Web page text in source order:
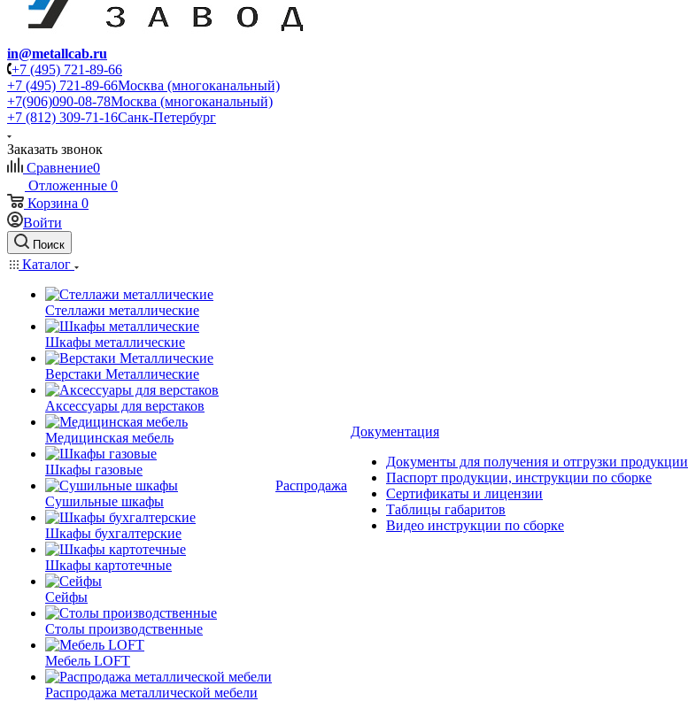
in@metallcab.ru
+7 (495) 721-89-66
+7 (495) 721-89-66Москва (многоканальный)
+7(906)090-08-78Москва (многоканальный)
+7 (812) 309-71-16Санк-Петербург
Заказать звонок
Сравнение0
Отложенные 0
Корзина 0
Войти
Поиск
Каталог
Стеллажи металлические
Шкафы металлические
Верстаки Металлические
Аксессуары для верстаков
Медицинская мебель
Шкафы газовые
Сушильные шкафы
Шкафы бухгалтерские
Шкафы картотечные
Сейфы
Столы производственные
Мебель LOFT
Распродажа металлической мебели
Распродажа
Документация
Документы для получения и отгрузки продукции
Паспорт продукции, инструкции по сборке
Сертификаты и лицензии
Таблицы габаритов
Видео инструкции по сборке